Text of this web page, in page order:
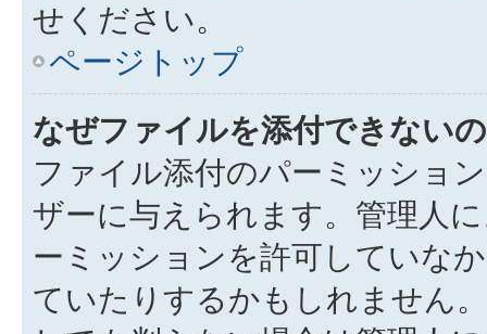
せください。
ページトップ
なぜファイルを添付できない
ファイル添付のパーミッショ
ザーに与えられます。管理人
ーミッションを許可していな
ていたりするかもしれません